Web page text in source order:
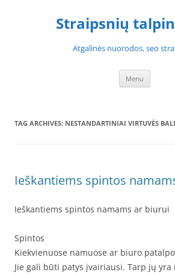
Straipsnių
Atgalinės nuorodos, seo
Menu
TAG ARCHIVES: NESTANDARTINIAI VIRTUVĖS
Ieškantiems spintos
Ieškantiems spintos namams ar biurui
Spintos
Kiekvienuose namuose ar biuro
Jie gali būti patys įvairiausi. Tarp jų